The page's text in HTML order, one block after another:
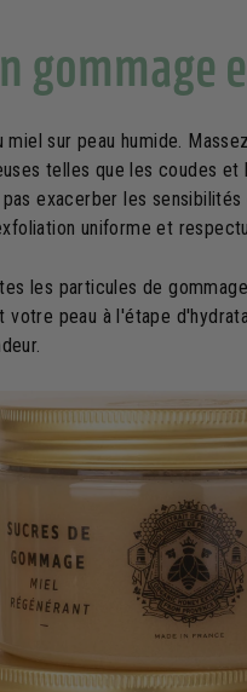
gommage
sur peau humide.
telles que les coudes
exacerber les
uniforme et
les particules de
peau à l'étape